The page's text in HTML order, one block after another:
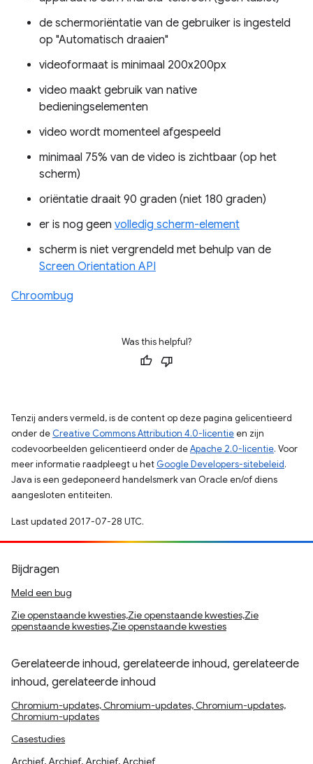
de schermoriëntatie van de gebruiker is ingesteld
op "Automatisch draaien"
videoformaat is minimaal 200x200px
video maakt gebruik van native
bedieningselementen
video wordt momenteel afgespeeld
minimaal 75% van de video is zichtbaar (op het
scherm)
oriëntatie draait 90 graden (niet 180 graden)
er is nog geen volledig scherm-element
scherm is niet vergrendeld met behulp van de
Screen Orientation API
Chroombug
Was this helpful?
Tenzij anders vermeld, is de content op deze pagina gelicentieerd
onder de Creative Commons Attribution 4.0-licentieen zijn
codevoorbeelden gelicentieerd onder deApache 2.0-licentie. Voor
meer informatie raadpleegt u het Google Developers-sitebeleid.
Java is een gedeponeerd handelsmerk van Oracle en/of diens
aangesloten entiteiten.
Last updated 2017-07-28 UTC.
Bijdragen
Meld een bug
Zie openstaande kwesties,Zie openstaande kwesties,Zie
openstaande kwesties,Zie openstaande kwesties
Gerelateerde inhoud, gerelateerde inhoud, gerelateerde
inhoud, gerelateerde inhoud
Chromium-updates, Chromium-updates, Chromium-updates,
Chromium-updates
Casestudies
Archief, Archief, Archief, Archief